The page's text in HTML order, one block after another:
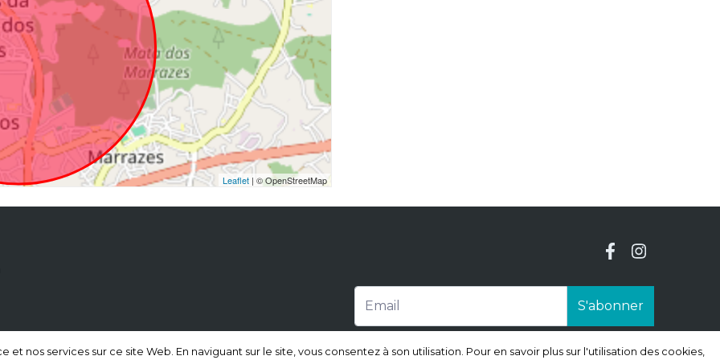
nos services sur ce site Web. En naviguant sur le site, vous consentez à son utilisation. Pour en savoir plus sur l'utilisation des cookies,
Leaflet| © OpenStreetMap
S'abonner
nos services sur ce site Web. En naviguant sur le site, vous consentez à son utilisation. Pour en savoir plus sur l'utilisation des cookies,